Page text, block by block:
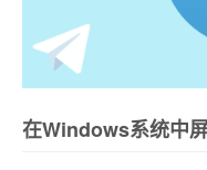
在Windows系统中